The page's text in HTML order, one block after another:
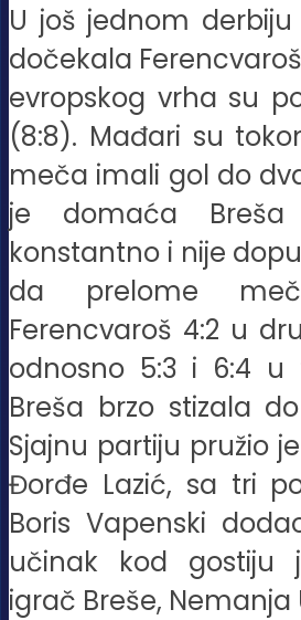
U još jednom
dočekala
evropskog vrha su
(8:8). Mađari su
meča imali gol do
je domaća
konstantno i nije
da prelome
Ferencvaroš 4:2 u
odnosno 5:3 i 6:4 u
Breša brzo stizala
Sjajnu partiju pružio
Đorđe Lazić, sa tri
Boris Vapenski
učinak kod gostiju
igrač Breše, Nemanja